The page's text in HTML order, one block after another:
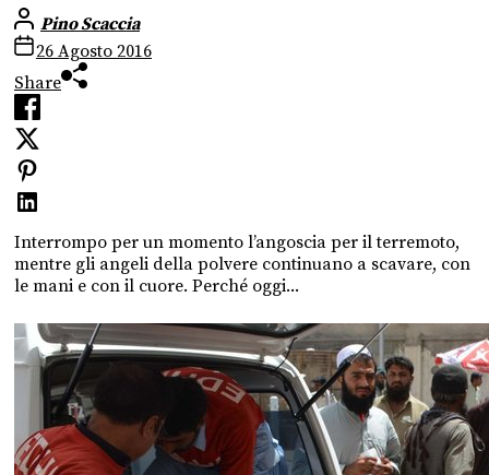
Pino Scaccia
26 Agosto 2016
Share
Interrompo per un momento l’angoscia per il terremoto,
mentre gli angeli della polvere continuano a scavare, con
le mani e con il cuore. Perché oggi...